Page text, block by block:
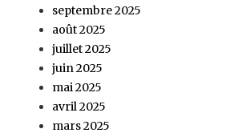
septembre 2025
août 2025
juillet 2025
juin 2025
mai 2025
avril 2025
mars 2025